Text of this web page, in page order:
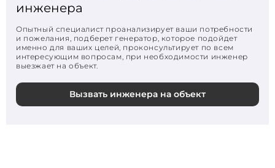
инженера
Опытный специалист проанализирует ваши потребности
и пожелания, подберет генератор, которое подойдет
именно для ваших целей, проконсультирует по всем
интересующим вопросам, при необходимости инженер
выезжает на объект.
Вызвать инженера на объект